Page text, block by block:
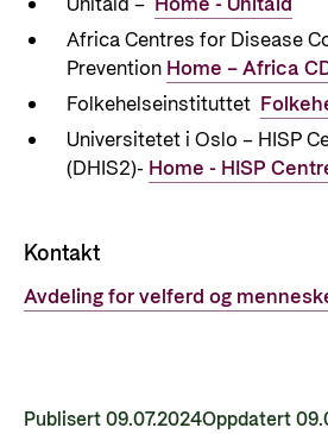
Africa Centres for Disease
Prevention Home – Africa
Folkehelseinstituttet
Universitetet i Oslo – HISP
(DHIS2)- Home - HISP
Kontakt
Avdeling for velferd og
Publisert 09.07.2024Oppdatert